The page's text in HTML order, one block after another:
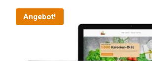
Angebot!